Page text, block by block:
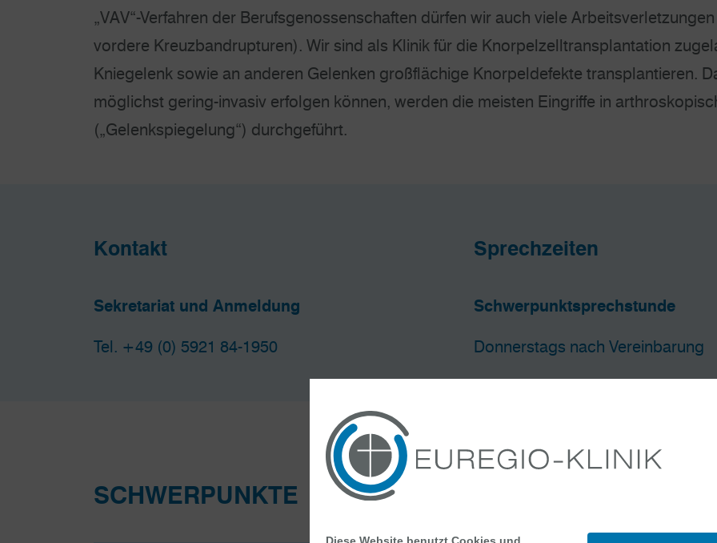
„VAV“-Verfahren der Berufsgenossenschaften dürfen wir auch viele
vordere Kreuzbandrupturen). Wir sind als Klinik für die Knorpelzelltransplantation
Kniegelenk sowie an anderen Gelenken großflächige Knorpeldefekte transplantieren.
möglichst gering-invasiv erfolgen können, werden die meisten Eingriffe in
(„Gelenkspiegelung“) durchgeführt.
Kontakt
Sekretariat und Anmeldung
Tel. +49 (0) 5921 84-1950
Sprechzeiten
Schwerpunktsprechstunde
Donnerstags nach Vereinbarung
SCHWERPUNKTE
Diese Website benutzt Cookies und